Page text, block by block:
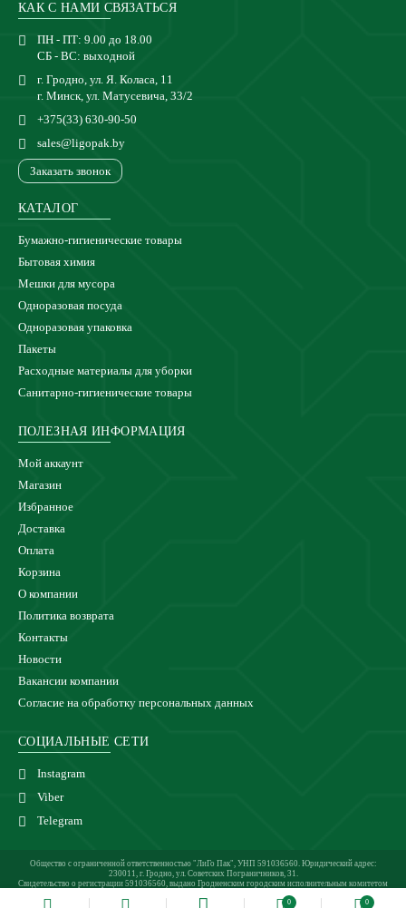
0 0
КАК С НАМИ СВЯЗАТЬСЯ
ПН - ПТ: 9.00 до 18.00
СБ - ВС: выходной
г. Гродно, ул. Я. Коласа, 11
г. Минск, ул. Матусевича, 33/2
+375(33) 630-90-50
sales@ligopak.by
Заказать звонок
КАТАЛОГ
Бумажно-гигиенические товары
Бытовая химия
Мешки для мусора
Одноразовая посуда
Одноразовая упаковка
Пакеты
Расходные материалы для уборки
Санитарно-гигиенические товары
ПОЛЕЗНАЯ ИНФОРМАЦИЯ
Мой аккаунт
Магазин
Избранное
Доставка
Оплата
Корзина
О компании
Политика возврата
Контакты
Новости
Вакансии компании
Согласие на обработку персональных данных
СОЦИАЛЬНЫЕ СЕТИ
Instagram
Viber
Telegram
Общество с ограниченной ответственностью "ЛиГо Пак", УНП 591036560. Юридический адрес:
230011, г. Гродно, ул. Советских Пограничников, 31.
Свидетельство о регистрации 591036560, выдано Гродненским городским исполнительным комитетом
Магазин зарегистрирован в Торговом реестре 27.05.2021 под №510921.